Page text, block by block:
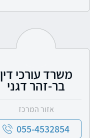
משרד עורכי דין
בר-זהר דגני
אזור המרכז
055-4532854